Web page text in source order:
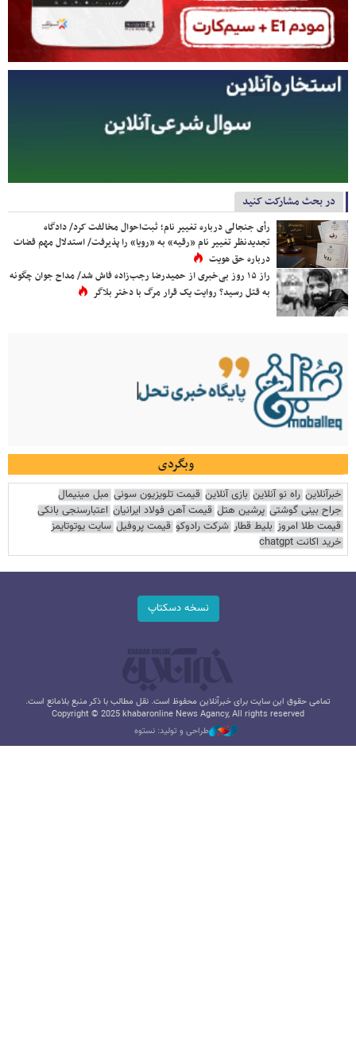
در بحث مشارکت کنید
رأی جنجالی درباره تغییر نام؛ ثبت‌احوال مخالفت کرد/ دادگاه
تجدیدنظر تغییر نام «رقیه» به «رویا» را پذیرفت/ استدلال مهم قضات
درباره حق هویت
راز ۱۵ روز بی‌خبری از حمیدرضا رجب‌زاده فاش شد/ مداح جوان چگونه
به قتل رسید؟ روایت یک قرار مرگ با دختر بلاگر
وبگردی
خبرآنلاین راه نو آنلاین بازی آنلاین قیمت تلویزیون سونی مبل مینیمال
جراح بینی گوشتی پرشین هتل قیمت آهن فولاد ایرانیان اعتبارسنجی بانکی
قیمت طلا امروز بلیط قطار شرکت رادوکو قیمت پروفیل سایت یوتوتایمز
خرید اکانت chatgpt
نسخه دسکتاپ
تمامی حقوق این سایت برای خبرآنلاین محفوظ است. نقل مطالب با ذکر منبع بلامانع است.
Copyright © 2025 khabaronline News Agancy, All rights reserved
طراحی و تولید: نستوه